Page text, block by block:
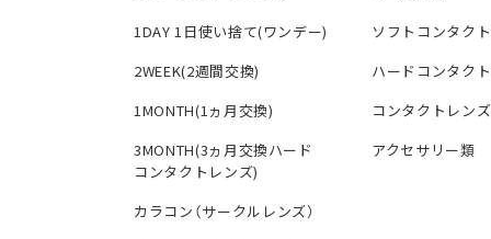
1DAY 1日使い捨て(ワンデー)
2WEEK(2週間交換)
1MONTH(1ヵ月交換)
3MONTH(3ヵ月交換ハード
コンタクトレンズ)
カラコン（サークルレンズ）
ソフトコンタク
ハードコンタク
コンタクトレン
アクセサリー類